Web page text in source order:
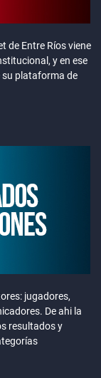
de Entre Ríos viene
y en ese
su plataforma de
jugadores,
De ahi la
resultados y